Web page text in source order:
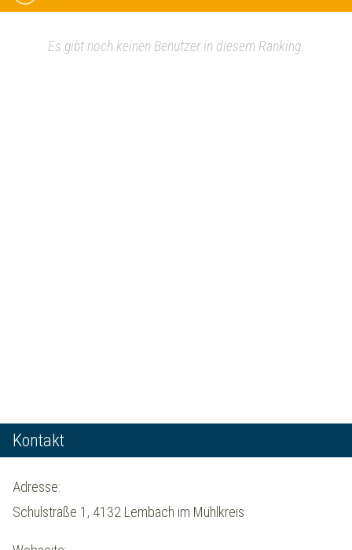
Es gibt noch keinen Benutzer in diesem Ranking.
Kontakt
Adresse:
Schulstraße 1, 4132 Lembach im Mühlkreis